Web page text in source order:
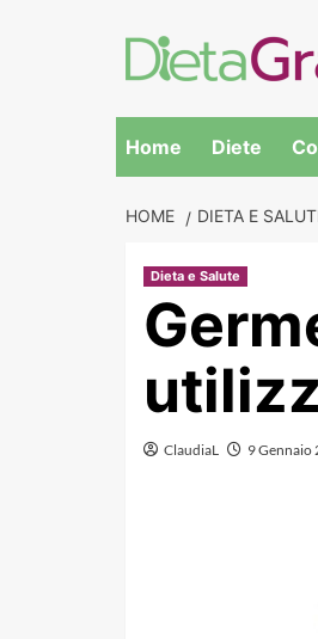
to
content
Home Diete
HOME DIETA E
Dieta e Salute
ClaudiaL 9 Gennaio